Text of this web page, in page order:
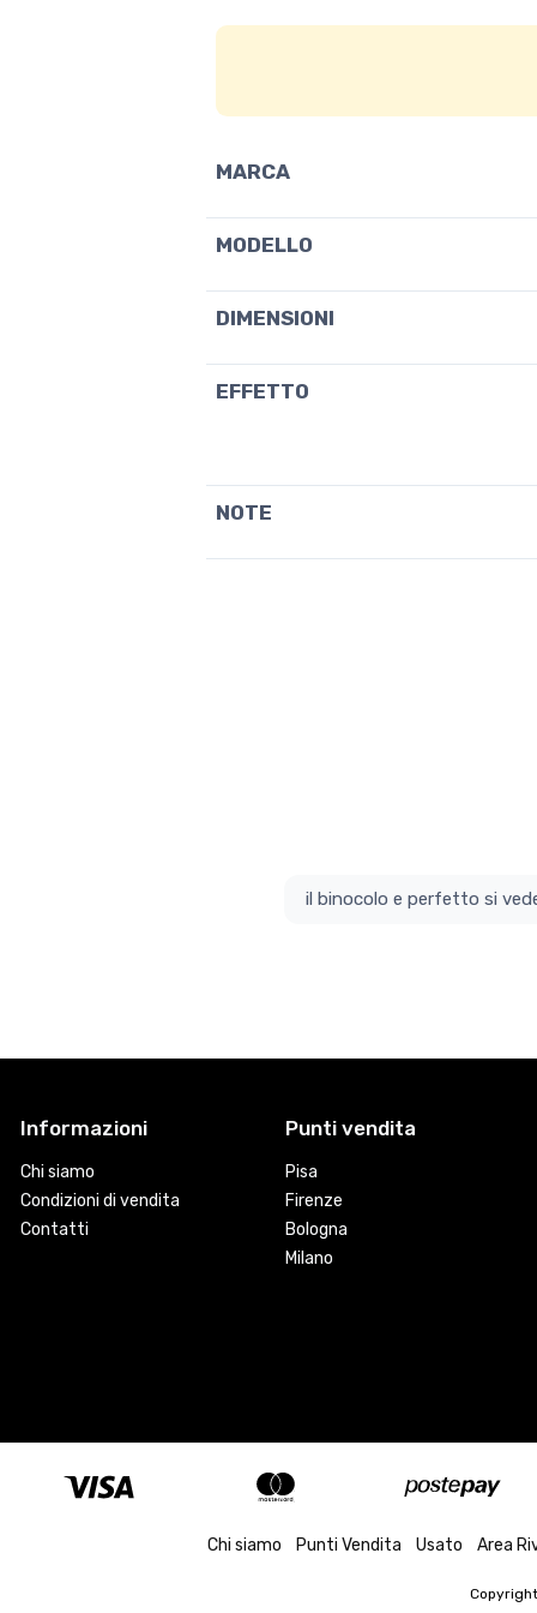
MARCA
MODELLO
DIMENSIONI
EFFETTO
NOTE
il
Informazioni
Chi siamo
Condizioni di vendita
Contatti
Punti vendita
Pisa
Firenze
Bologna
Milano
Chi siamo Punti Vendita Usato Area